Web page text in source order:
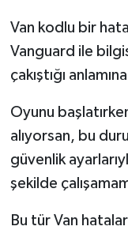
Van kodlu bir
Vanguard ile
çakıştığı
Oyunu
alıyorsan, bu
güvenlik
şekilde
Bu tür Van